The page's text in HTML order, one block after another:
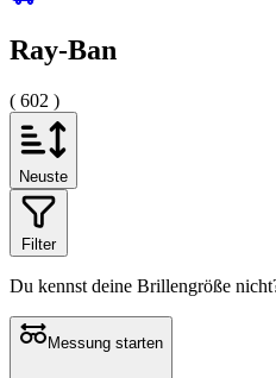
Ray-Ban
( 602 )
Neuste
Filter
Du kennst deine Brillengröße
Messung starten